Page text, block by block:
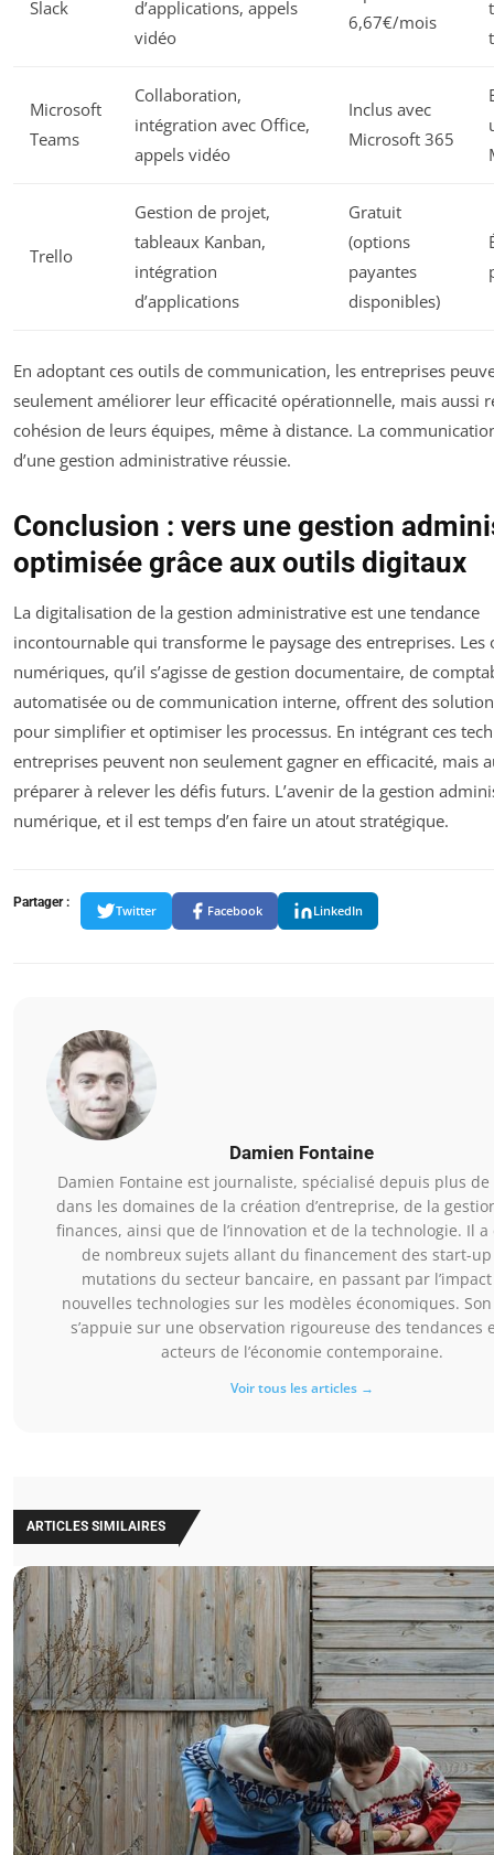
Slack
d’applications, appels
vidéo
6,67€/mois
Microsoft
Teams
Collaboration,
intégration avec Office,
appels vidéo
Inclus avec
Microsoft 365
Trello
Gestion de projet,
tableaux Kanban,
intégration
d’applications
Gratuit
(options
payantes
disponibles)
En adoptant ces outils de communication, les entreprises
seulement améliorer leur efficacité opérationnelle, mais aussi
cohésion de leurs équipes, même à distance. La
d’une gestion administrative réussie.
Conclusion : vers une gestion
optimisée grâce aux outils digitaux
La digitalisation de la gestion administrative est une tendance
incontournable qui transforme le paysage des entreprises. Les
numériques, qu’il s’agisse de gestion documentaire, de
automatisée ou de communication interne, offrent des
pour simplifier et optimiser les processus. En intégrant ces
entreprises peuvent non seulement gagner en efficacité, mais
préparer à relever les défis futurs. L’avenir de la gestion
numérique, et il est temps d’en faire un atout stratégique.
Partager :
Twitter Facebook LinkedIn
Damien Fontaine
Damien Fontaine est journaliste, spécialisé depuis plus de
dans les domaines de la création d’entreprise, de la
finances, ainsi que de l’innovation et de la technologie. Il a
de nombreux sujets allant du financement des start-
mutations du secteur bancaire, en passant par
nouvelles technologies sur les modèles économiques.
s’appuie sur une observation rigoureuse des tendances
acteurs de l’économie contemporaine.
Voir tous les articles →
ARTICLES SIMILAIRES